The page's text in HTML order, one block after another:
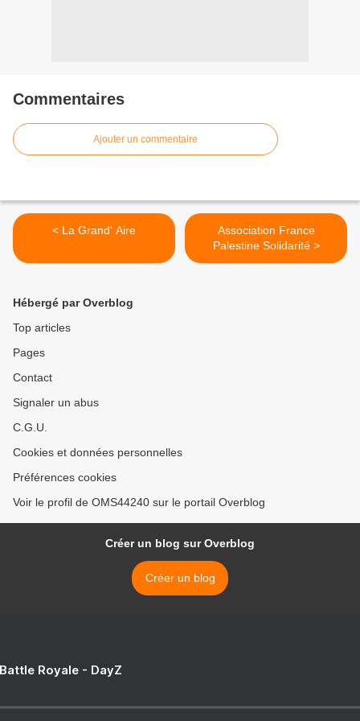
Commentaires
Ajouter un commentaire
< La Grand' Aire
Association France
Palestine Solidarité >
Hébergé par Overblog
Top articles
Pages
Contact
Signaler un abus
C.G.U.
Cookies et données personnelles
Préférences cookies
Voir le profil de OMS44240 sur le portail Overblog
Créer un blog sur Overblog
Créer un blog
Royale - DayZ